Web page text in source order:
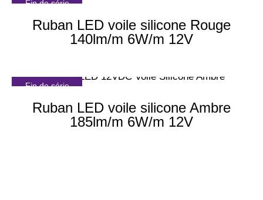
Fin de série
Ruban LED voile silicone Rouge
140lm/m 6W/m 12V
Fin de série
Ruban LED voile silicone Ambre
185lm/m 6W/m 12V